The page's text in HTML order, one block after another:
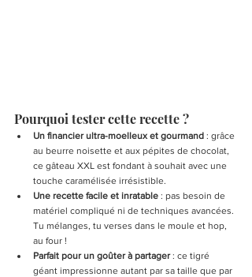
Pourquoi tester cette recette ?
Un financier ultra-moelleux et gourmand : grâce
au beurre noisette et aux pépites de chocolat,
ce gâteau XXL est fondant à souhait avec une
touche caramélisée irrésistible.
Une recette facile et inratable : pas besoin de
matériel compliqué ni de techniques avancées.
Tu mélanges, tu verses dans le moule et hop,
au four !
Parfait pour un goûter à partager : ce tigré
géant impressionne autant par sa taille que par